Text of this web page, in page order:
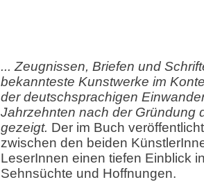
... Zeugnissen, Briefen und
bekannteste Kunstwerke im
der deutschsprachigen
Jahrzehnten nach der Gründung
gezeigt. Der im Buch
zwischen den beiden
LeserInnen einen tiefen Einblick
Sehnsüchte und Hoffnungen.